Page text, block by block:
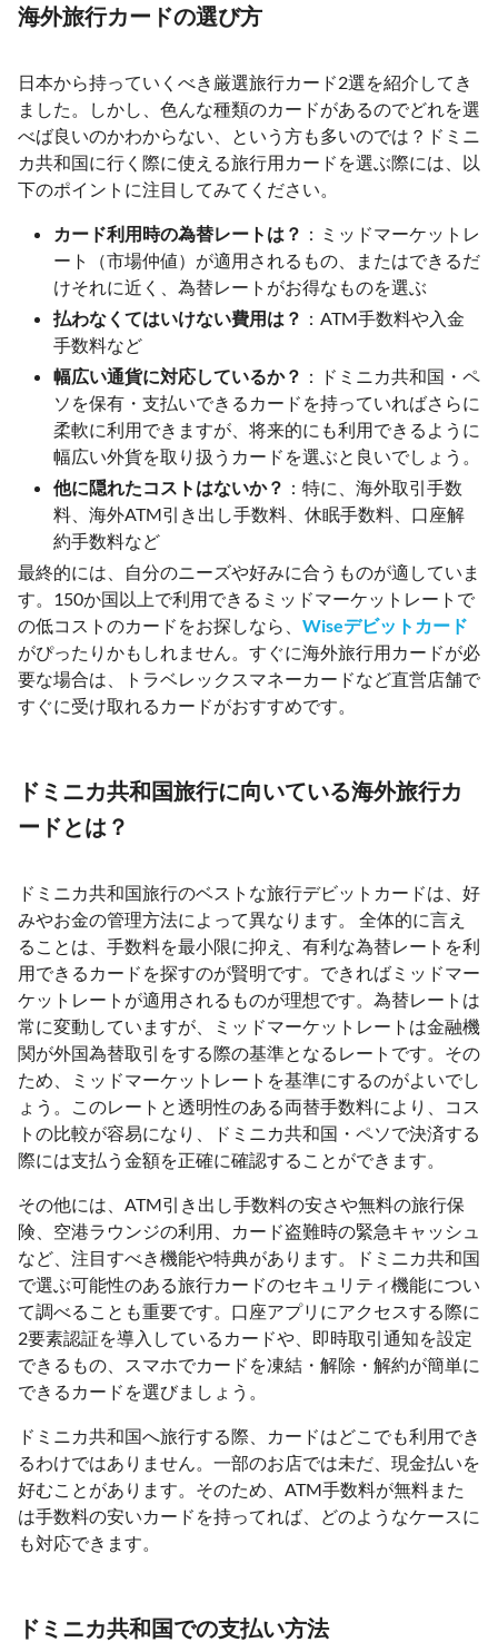
海外旅行カードの選び方
日本から持っていくべき厳選旅行カード2選を紹介してき
ました。しかし、色んな種類のカードがあるのでどれを選
べば良いのかわからない、という方も多いのでは？ドミニ
カ共和国に行く際に使える旅行用カードを選ぶ際には、以
下のポイントに注目してみてください。
カード利用時の為替レートは？ ：ミッドマーケットレ
ート（市場仲値）が適用されるもの、またはできるだ
けそれに近く、為替レートがお得なものを選ぶ
払わなくてはいけない費用は？ ：ATM手数料や入金
手数料など
幅広い通貨に対応しているか？ ：ドミニカ共和国・ペ
ソを保有・支払いできるカードを持っていればさらに
柔軟に利用できますが、将来的にも利用できるように
幅広い外貨を取り扱うカードを選ぶと良いでしょう。
他に隠れたコストはないか？ ：特に、海外取引手数
料、海外ATM引き出し手数料、休眠手数料、口座解
約手数料など
最終的には、自分のニーズや好みに合うものが適していま
す。150か国以上で利用できるミッドマーケットレートで
の低コストのカードをお探しなら、 Wiseデビットカード
がぴったりかもしれません。すぐに海外旅行用カードが必
要な場合は、トラベレックスマネーカードなど直営店舗で
すぐに受け取れるカードがおすすめです。
ドミニカ共和国旅行に向いている海外旅行カ
ードとは？
ドミニカ共和国旅行のベストな旅行デビットカードは、好
みやお金の管理方法によって異なります。 全体的に言え
ることは、手数料を最小限に抑え、有利な為替レートを利
用できるカードを探すのが賢明です。できればミッドマー
ケットレートが適用されるものが理想です。為替レートは
常に変動していますが、ミッドマーケットレートは金融機
関が外国為替取引をする際の基準となるレートです。その
ため、ミッドマーケットレートを基準にするのがよいでし
ょう。このレートと透明性のある両替手数料により、コス
トの比較が容易になり、ドミニカ共和国・ペソで決済する
際には支払う金額を正確に確認することができます。
その他には、ATM引き出し手数料の安さや無料の旅行保
険、空港ラウンジの利用、カード盗難時の緊急キャッシュ
など、注目すべき機能や特典があります。ドミニカ共和国
で選ぶ可能性のある旅行カードのセキュリティ機能につい
て調べることも重要です。口座アプリにアクセスする際に
2要素認証を導入しているカードや、即時取引通知を設定
できるもの、スマホでカードを凍結・解除・解約が簡単に
できるカードを選びましょう。
ドミニカ共和国へ旅行する際、カードはどこでも利用でき
るわけではありません。一部のお店では未だ、現金払いを
好むことがあります。そのため、ATM手数料が無料また
は手数料の安いカードを持ってれば、どのようなケースに
も対応できます。
ドミニカ共和国での支払い方法